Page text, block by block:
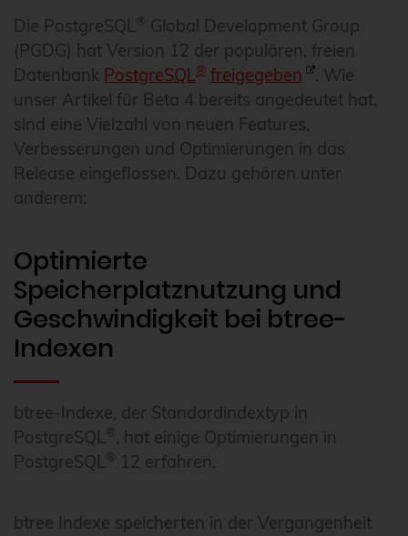
Die PostgreSQL ® Global Development Group
(PGDG) hat Version 12 der populären, freien
Datenbank PostgreSQL® freigegeben
. Wie
unser Artikel für Beta 4 bereits angedeutet hat,
sind eine Vielzahl von neuen Features,
Verbesserungen und Optimierungen in das
Release eingeflossen. Dazu gehören unter
anderem:
Optimierte
Speicherplatznutzung und
Geschwindigkeit bei btree-
Indexen
btree-Indexe, der Standardindextyp in
PostgreSQL ®, hat einige Optimierungen in
PostgreSQL ® 12 erfahren.
btree Indexe speicherten in der Vergangenheit